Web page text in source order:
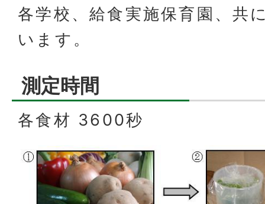
各学校、給食実施保育園、共
います。
測定時間
各食材 3600秒